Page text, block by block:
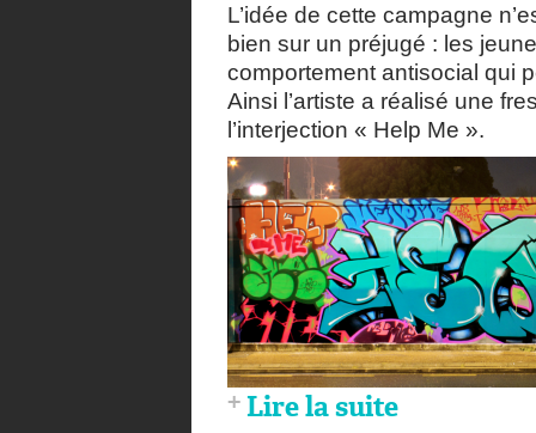
L’idée de cette campagne
bien sur un préjugé : les
comportement antisocial qui
Ainsi l’artiste a réalisé une
l’interjection « Help Me ».
Lire la suite